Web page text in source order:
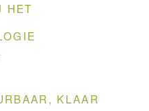
HET
KLAAR